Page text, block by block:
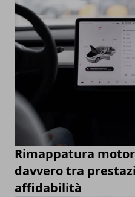
Rimappatura
davvero tra
affidabilità